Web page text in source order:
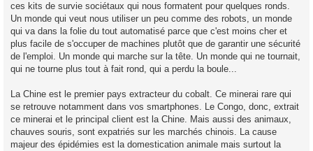
ces kits de survie sociétaux qui nous formatent pour quelques ronds.
Un monde qui veut nous utiliser un peu comme des robots, un monde
qui va dans la folie du tout automatisé parce que c'est moins cher et
plus facile de s'occuper de machines plutôt que de garantir une sécurité
de l'emploi. Un monde qui marche sur la tête. Un monde qui ne tournait,
qui ne tourne plus tout à fait rond, qui a perdu la boule...
La Chine est le premier pays extracteur du cobalt. Ce minerai rare qui
se retrouve notamment dans vos smartphones. Le Congo, donc, extrait
ce minerai et le principal client est la Chine. Mais aussi des animaux,
chauves souris, sont expatriés sur les marchés chinois. La cause
majeur des épidémies est la domestication animale mais surtout la